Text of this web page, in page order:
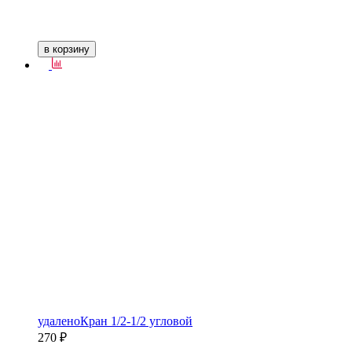
в корзину
удаленоКран 1/2-1/2 угловой
270 ₽